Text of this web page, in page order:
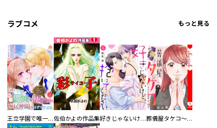
ラブコメ もっと見る
王立学園で唯一魔法が使えない庶民仲間のはずですよね～実は王子様で私を溺愛しているなんて告白はやめてください～佐伯かよの作品集 好きじゃないけど、抱いてください【電子単行本版／特典おまけ付き】 葬儀屋タケコ～あなたの最期、叶えます【電子単行本版】